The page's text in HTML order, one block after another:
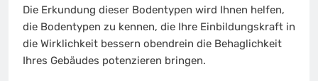
Die Erkundung dieser Bodentypen wird Ihnen helfen,
die Bodentypen zu kennen, die Ihre Einbildungskraft in
die Wirklichkeit bessern obendrein die Behaglichkeit
Ihres Gebäudes potenzieren bringen.